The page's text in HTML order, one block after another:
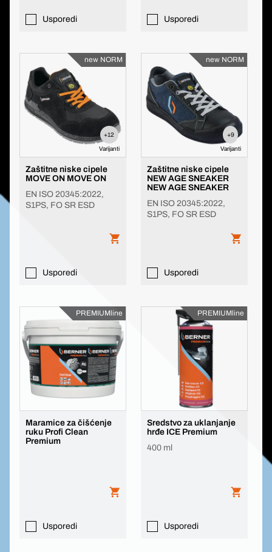
Usporedi Usporedi
new NORM
+12
Varijanti
Zaštitne niske cipele
MOVE ON MOVE ON
EN ISO 20345:2022,
S1PS, FO SR ESD
Usporedi
new NORM
+9
Varijanti
Zaštitne niske cipele
NEW AGE SNEAKER
NEW AGE SNEAKER
EN ISO 20345:2022,
S1PS, FO SR ESD
Usporedi
PREMIUMline
Maramice za čišćenje
ruku Profi Clean
Premium
Usporedi
PREMIUMline
Sredstvo za uklanjanje
hrđe ICE Premium
400 ml
Usporedi